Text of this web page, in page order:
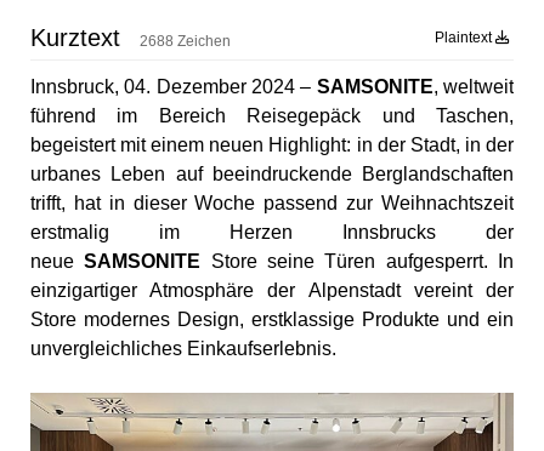
Kurztext 2688 Zeichen Plaintext
Innsbruck, 04. Dezember 2024 – SAMSONITE, weltweit
führend im Bereich Reisegepäck und Taschen,
begeistert mit einem neuen Highlight: in der Stadt, in der
urbanes Leben auf beeindruckende Berglandschaften
trifft, hat in dieser Woche passend zur Weihnachtszeit
erstmalig im Herzen Innsbrucks der
neueSAMSONITE Store seine Türen aufgesperrt. In
einzigartiger Atmosphäre der Alpenstadt vereint der
Store modernes Design, erstklassige Produkte und ein
unvergleichliches Einkaufserlebnis.